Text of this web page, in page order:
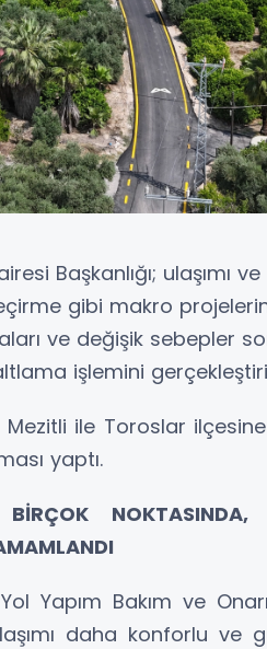
Başkanlığı; ulaşımı
gibi makro projelerin
ve değişik sebepler
işlemini
ile Toroslar
yaptı.
BİRÇOK
Yapım Bakım ve
daha konforlu ve